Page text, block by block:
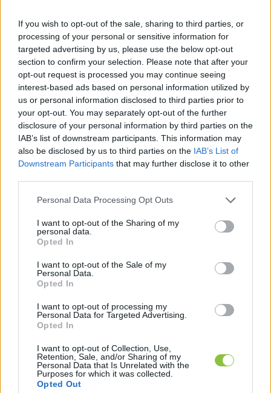
If you wish to opt-out of the sale, sharing to third parties, or
processing of your personal or sensitive information for
targeted advertising by us, please use the below opt-out
section to confirm your selection. Please note that after your
opt-out request is processed you may continue seeing
interest-based ads based on personal information utilized by
us or personal information disclosed to third parties prior to
your opt-out. You may separately opt-out of the further
disclosure of your personal information by third parties on the
IAB’s list of downstream participants. This information may
also be disclosed by us to third parties on the IAB’s List of
Downstream Participants that may further disclose it to other
Please note that this website/app uses one or more Google
not limited to your visit or usage behaviour. You may click to
grant or deny consent to Google and its third-party tags to
use your data for below specified purposes in below Google
consent section.
Personal Data Processing Opt Outs
I want to opt-out of the Sharing of my
personal data.
Opted In
I want to opt-out of the Sale of my
Personal Data.
Opted In
I want to opt-out of processing my
Personal Data for Targeted Advertising.
Opted In
I want to opt-out of Collection, Use,
Retention, Sale, and/or Sharing of my
Personal Data that Is Unrelated with the
Purposes for which it was collected.
Opted Out
Balogh viselt dolgairól először 2018-ban számolt
be a G7. Ekkor mutatták be, hogy az üzletember
olyan céghálót működtetett, amely
százmilliókkal károsította meg az államot.
A vállalkozóhoz köthető társaságok jelentős
amely exfelesége, Mager Andrea
derült ki, hogy a kormány nemzeti vagyon
kezeléséért felelős tárca nélküli minisztere
lesz.
állami megbízatása: miután lezajlott a 2017-
még működött, és továbbra is ő volt a
gazdasági igazgatója – írta a G7